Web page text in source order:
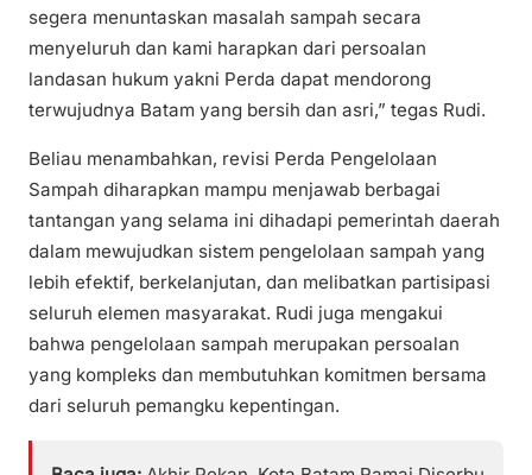
segera menuntaskan masalah sampah secara
menyeluruh dan kami harapkan dari persoalan
landasan hukum yakni Perda dapat mendorong
terwujudnya Batam yang bersih dan asri,” tegas Rudi.
Beliau menambahkan, revisi Perda Pengelolaan
Sampah diharapkan mampu menjawab berbagai
tantangan yang selama ini dihadapi pemerintah daerah
dalam mewujudkan sistem pengelolaan sampah yang
lebih efektif, berkelanjutan, dan melibatkan partisipasi
seluruh elemen masyarakat. Rudi juga mengakui
bahwa pengelolaan sampah merupakan persoalan
yang kompleks dan membutuhkan komitmen bersama
dari seluruh pemangku kepentingan.